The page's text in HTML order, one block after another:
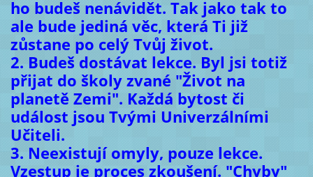
ho budeš nenávidět. Tak jako tak to
ale bude jediná věc, která Ti již
zůstane po celý Tvůj život.
2. Budeš dostávat lekce. Byl jsi totiž
přijat do školy zvané "Život na
planetě Zemi". Každá bytost či
událost jsou Tvými Univerzálními
Učiteli.
3. Neexistují omyly, pouze lekce.
Vzestup je proces zkoušení. "Chyby"